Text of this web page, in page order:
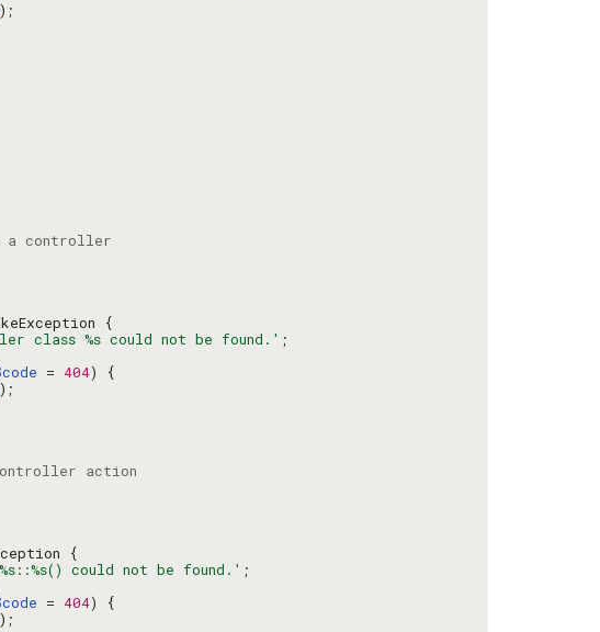
class %s could not be found.'
= 404
could not be found.'
= 404